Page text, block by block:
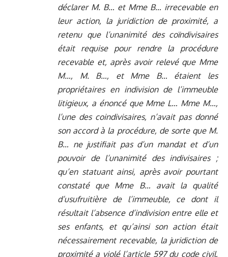
déclarer M. B… et Mme B… irrecevable en
leur action, la juridiction de proximité, a
retenu que l’unanimité des coïndivisaires
était requise pour rendre la procédure
recevable et, après avoir relevé que Mme
M…, M. B…, et Mme B… étaient les
propriétaires en indivision de l’immeuble
litigieux, a énoncé que Mme L… Mme M…,
l’une des coindivisaires, n’avait pas donné
son accord à la procédure, de sorte que M.
B… ne justifiait pas d’un mandat et d’un
pouvoir de l’unanimité des indivisaires ;
qu’en statuant ainsi, après avoir pourtant
constaté que Mme B… avait la qualité
d’usufruitière de l’immeuble, ce dont il
résultait l’absence d’indivision entre elle et
ses enfants, et qu’ainsi son action était
nécessairement recevable, la juridiction de
proximité a violé l’article 597 du code civil,